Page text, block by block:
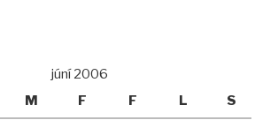
júní 2006
M F F L S